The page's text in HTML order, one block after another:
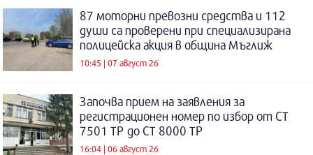
87 моторни превозни средства и 112
души са проверени при специализирана
полицейска акция в община Мъглиж
10:45 | 07 август 26
Започва прием на заявления за
регистрационен номер по избор от СТ
7501 ТР до СТ 8000 ТР
16:04 | 06 август 26